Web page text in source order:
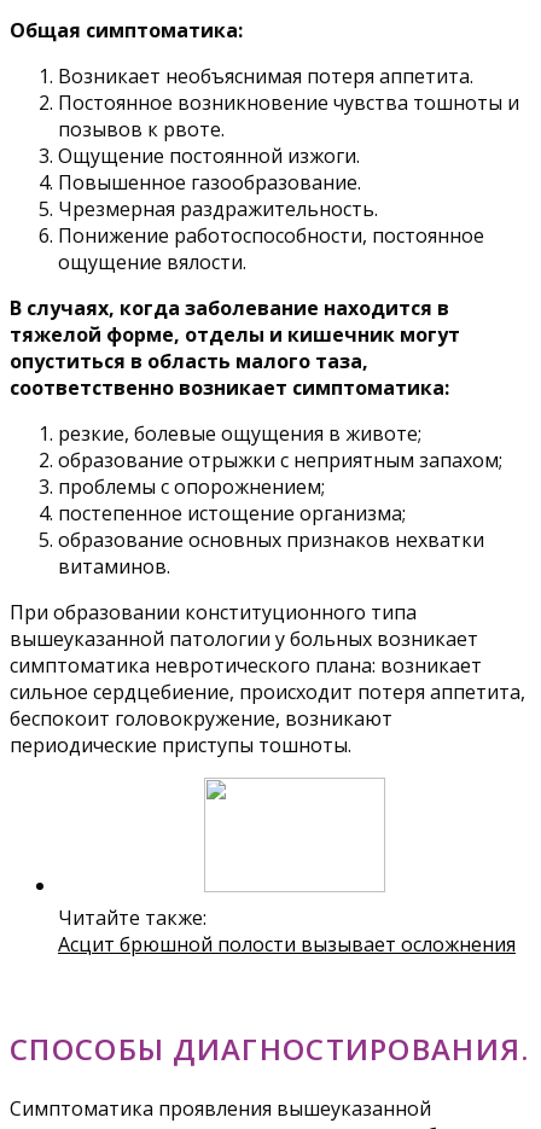
Общая симптоматика:
Возникает необъяснимая потеря аппетита.
Постоянное возникновение чувства тошноты и
позывов к рвоте.
Ощущение постоянной изжоги.
Повышенное газообразование.
Чрезмерная раздражительность.
Понижение работоспособности, постоянное
ощущение вялости.
В случаях, когда заболевание находится в
тяжелой форме, отделы и кишечник могут
опуститься в область малого таза,
соответственно возникает симптоматика:
резкие, болевые ощущения в животе;
образование отрыжки с неприятным запахом;
проблемы с опорожнением;
постепенное истощение организма;
образование основных признаков нехватки
витаминов.
При образовании конституционного типа
вышеуказанной патологии у больных возникает
симптоматика невротического плана: возникает
сильное сердцебиение, происходит потеря аппетита,
беспокоит головокружение, возникают
периодические приступы тошноты.
Читайте также:
Асцит брюшной полости вызывает осложнения
СПОСОБЫ ДИАГНОСТИРОВАНИЯ.
Симптоматика проявления вышеуказанной